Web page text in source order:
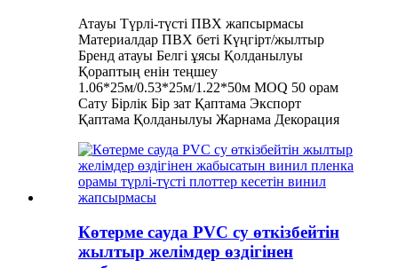
Атауы Түрлі-түсті ПВХ жапсырмасы
Материалдар ПВХ беті Күңгірт/жылтыр
Бренд атауы Белгі ұясы Қолданылуы
Қораптың енін теңшеу
1.06*25м/0.53*25м/1.22*50м MOQ 50 орам
Сату Бірлік Бір зат Қаптама Экспорт
Қаптама Қолданылуы Жарнама Декорация
Көтерме сауда PVC су өткізбейтін
жылтыр желімдер өздігінен